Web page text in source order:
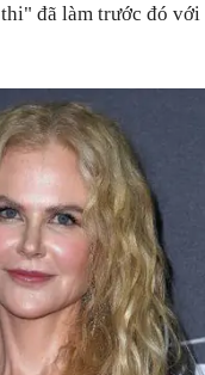
đã làm trước đó với